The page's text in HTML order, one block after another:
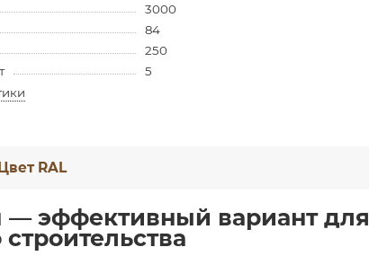
3000
84
250
5
RAL
эффективный вариант для